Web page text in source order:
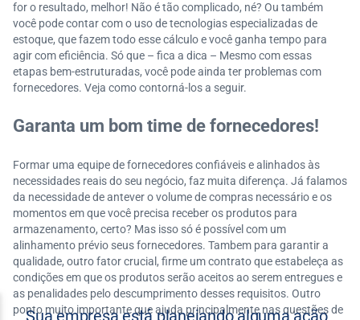
for o resultado, melhor! Não é tão complicado, né? Ou também
você pode contar com o uso de tecnologias especializadas de
estoque, que fazem todo esse cálculo e você ganha tempo para
agir com eficiência. Só que – fica a dica – Mesmo com essas
etapas bem-estruturadas, você pode ainda ter problemas com
fornecedores. Veja como contorná-los a seguir.
Garanta um bom time de fornecedores!
Formar uma equipe de fornecedores confiáveis e alinhados às
necessidades reais do seu negócio, faz muita diferença. Já falamos
da necessidade de antever o volume de compras necessário e os
momentos em que você precisa receber os produtos para
armazenamento, certo? Mas isso só é possível com um
alinhamento prévio seus fornecedores. Tambem para garantir a
qualidade, outro fator crucial, firme um contrato que estabeleça as
condições em que os produtos serão aceitos ao serem entregues e
as penalidades pelo descumprimento desses requisitos. Outro
ponto muito importante que ajuda principalmente nas questões de